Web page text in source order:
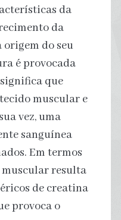
da
da
origem do seu
é provocada
que
muscular e
vez, uma
sanguínea
Em termos
muscular resulta
de creatina
provoca o